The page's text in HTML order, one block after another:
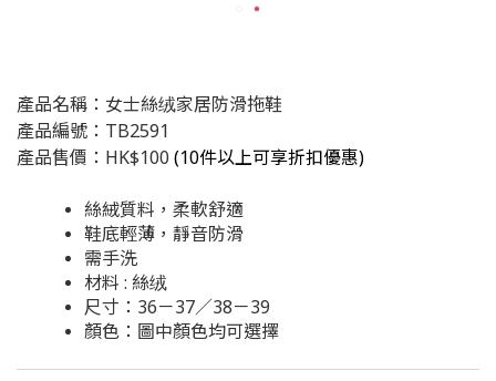
產品名稱：女士絲绒家居防滑拖鞋
產品編號：TB2591
產品售價：HK$100 (10件以上可享折扣優惠)
絲絨質料，柔軟舒適
鞋底輕薄，靜音防滑
需手洗
材料 : 絲绒
尺寸：36－37／38－39
顏色：圖中顏色均可選擇